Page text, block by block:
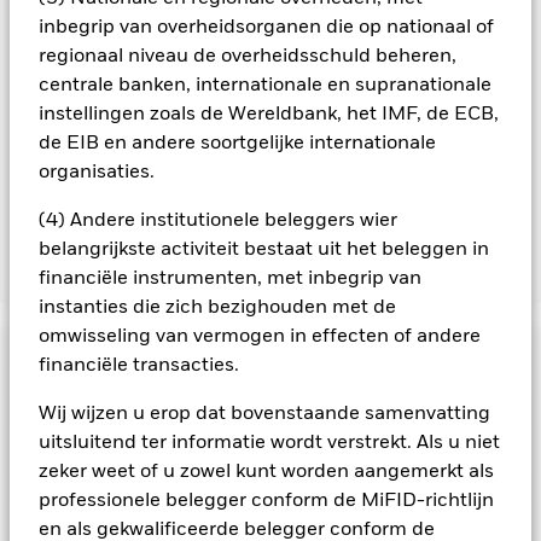
inbegrip van overheidsorganen die op nationaal of
regionaal niveau de overheidsschuld beheren,
centrale banken, internationale en supranationale
instellingen zoals de Wereldbank, het IMF, de ECB,
de EIB en andere soortgelijke internationale
organisaties.
(4) Andere institutionele beleggers wier
belangrijkste activiteit bestaat uit het beleggen in
financiële instrumenten, met inbegrip van
instanties die zich bezighouden met de
omwisseling van vermogen in effecten of andere
financiële transacties.
Wij wijzen u erop dat bovenstaande samenvatting
uitsluitend ter informatie wordt verstrekt. Als u niet
zeker weet of u zowel kunt worden aangemerkt als
professionele belegger conform de MiFID-richtlijn
en als gekwalificeerde belegger conform de
verkrijgbaar bij de beheermaatschappij van het fonds.
In de mate waarin het Fonds effecten uitleent om zijn kosten
te reduceren, ontvangt het Fonds 62,5% van de hiermee
verbonden inkomsten en komen de resterende 37,5% ten
goede aan BlackRock als effectenuitleenagent. Aangezien de
verdeling van opbrengsten uit effectenleningen de
exploitatiekosten van het Fonds niet verhoogt, is deze niet in
Toon minder
BGF Global Equity Income Fund
Risicometer
Performance
Grafiek
Opkomende markten zijn doorgaans gevoeliger voor
economische en politieke factoren dan ontwikkelde markten.
Tot de overige risicofactoren behoren een groter
Kerngegevens